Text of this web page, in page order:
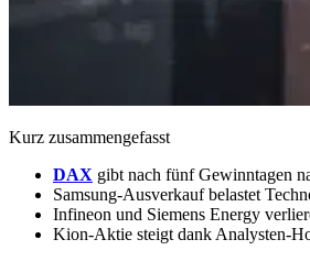
Kurz zusammengefasst
DAX gibt nach fünf Gewinntagen
Samsung-Ausverkauf belastet
Infineon und Siemens Energy
Kion-Aktie steigt dank Analysten-